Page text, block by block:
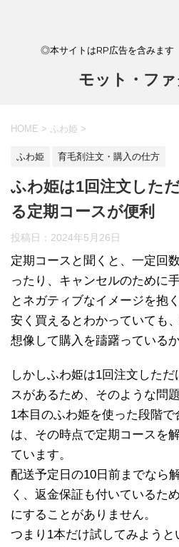
◎本サイトはRP広告を含み
モット・フ
HOME > ふわ姫 >
ふわ姫 育毛剤注文・購入の仕方
ふわ姫は1回注文した
る定期コースが便利
投稿日： 2024年5月26日
定期コースと聞くと、一定回
ったり、キャンセルのために
とネガティブなイメージを抱
安く買えるとわかっていても
想像して購入を躊躇っている
しかしふわ姫は1回注文した
スがあるため、そのような問
1本目のふわ姫を使った段階
は、その時点で定期コースを
ています。
配送予定日の10日前までなら
く、返金保証も付いているた
にすることがありません。
つまり1本だけ試してみよう